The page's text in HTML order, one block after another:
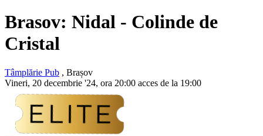
Brasov: Nidal - Colinde de
Cristal
Tâmplărie Pub , Brașov
Vineri, 20 decembrie '24, ora 20:00 acces de la 19:00